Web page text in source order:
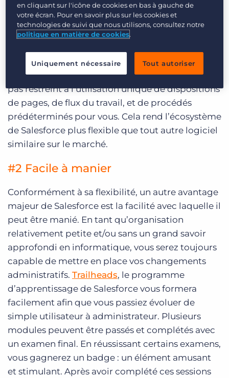
L’un des points de vente les plus significatifs de la
plateforme Salesforce est son degré
d’adaptabilité élevé. Les objets que vous
entièrement à votre convenance et à n’importe
quel moment. En tant qu’utilisateur, vous n’êtes
pas restreint à l’utilisation unique de dispositions
de pages, de flux du travail, et de procédés
prédéterminés pour vous. Cela rend l’écosystème
de Salesforce plus flexible que tout autre logiciel
similaire sur le marché.
#2 Facile à manier
Conformément à sa flexibilité, un autre avantage
majeur de Salesforce est la facilité avec laquelle il
peut être manié. En tant qu’organisation
relativement petite et/ou sans un grand savoir
approfondi en informatique, vous serez toujours
capable de mettre en place vos changements
administratifs. Trailheads, le programme
d’apprentissage de Salesforce vous formera
facilement afin que vous passiez évoluer de
simple utilisateur à administrateur. Plusieurs
modules peuvent être passés et complétés avec
un examen final. En réussissant certains examens,
vous gagnerez un badge : un élément amusant
et stimulant. Après avoir complété ces sessions
en cliquant sur l'icône de cookies en bas à gauche de
votre écran. Pour en savoir plus sur les cookies et
technologies de suivi que nous utilisons, consultez notre
politique en matière de cookies.
Uniquement nécessaire Tout autoriser